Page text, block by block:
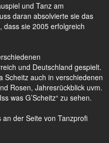
und Tanz am
daran absolvierte sie das
dass sie 2005 erfolgreich
und Deutschland gespielt.
Scheitz auch in verschiedenen
Rosen, Jahresrückblick uvm.
was G’Scheitz“ zu sehen.
der Seite von Tanzprofi